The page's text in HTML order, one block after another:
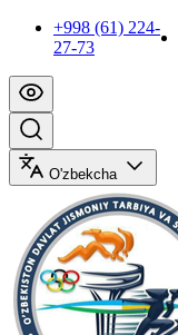
+998 (61) 224-
27-73
O'zbekcha